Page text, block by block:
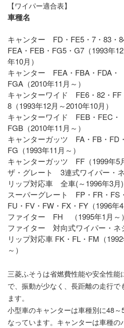
【ワイパー適合表】
車種名
キャンター FD・FE5・7・83・
FEA・FEB・FG5・G7（1993年
年10月）
キャンター FEA・FBA・FDA・
FGA（2010年11月～）
キャンターワイド FE6・82・FF
8（1993年12月～2010年10月）
キャンターワイド FEB・FEC・
FGB（2010年11月～）
キャンターガッツ FA・FB・FD
FG（1993年11月～）
キャンターガッツ FF（1999年5
ザ・グレート 3連式ワイパー・
リップ対応車 全車(～1996年3月)
スーパーグレート FP・FR・FS
FU・FV・FW・FX・FY（1996年4
ファイター FH （1995年1月～）
ファイター 対向式ワイパー・ネ
リップ対応車 FK・FL・FM（1992
～）
三菱ふそうは省燃費性能や安全性能
で、振動が少なく、長距離の走行
ます。
小型車のキャンターは車種別に48
なっています。キャンターは車種の